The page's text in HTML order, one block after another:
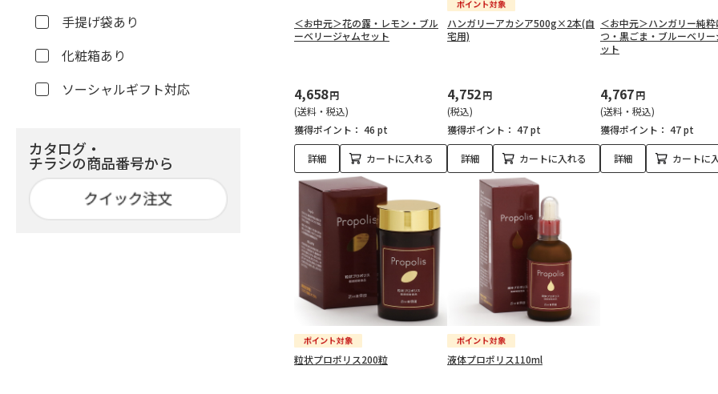
＜お中元＞花の露・レモン・ブル
ーベリージャムセット
4,658円
(送料・税込)
獲得ポイント： 46 pt
詳細 カートに入れる
ハンガリーアカシア500g×2本(自
宅用)
4,752円
(税込)
獲得ポイント： 47 pt
詳細 カートに入れる
＜お中元＞ハンガリー純
つ・黒ごま・ブルーベリ
ット
4,767円
(送料・税込)
獲得ポイント： 47 pt
詳細 カートに
粒状プロポリス200粒 液体プロポリス110ml
手提げ袋あり
化粧箱あり
ソーシャルギフト対応
カタログ・
チラシの商品番号から